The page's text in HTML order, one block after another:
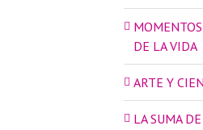
DE LA VIDA
ARTE Y
LA SUMA